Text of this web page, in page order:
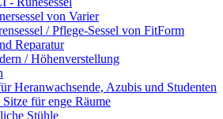
von Varier
/ Pflege-Sessel von FitForm
Reparatur
/ Höhenverstellung
Heranwachsende, Azubis und Studenten
für enge Räume
Stühle